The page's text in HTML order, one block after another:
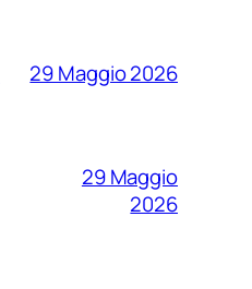
29 Maggio 2026
29 Maggio
2026